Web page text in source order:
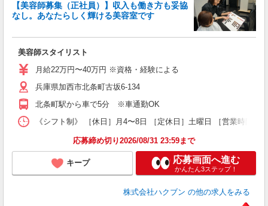
【美容師募集（正社員）】収入も働き方も妥協
なし。あなたらしく輝ける美容室です
美容師スタイリスト
月給22万円〜40万円 ※資格・経験による
兵庫県加西市北条町古坂6-134
北条町駅から車で5分 ※車通勤OK
《シフト制》 ［休日］月4〜8日 ［定休日］土曜日 ［営業時間
応募締め切り2026/08/31 23:59まで
キープ 応募画面へ進む
かんたん3ステップ！
株式会社ハクブン の他の求人をみる